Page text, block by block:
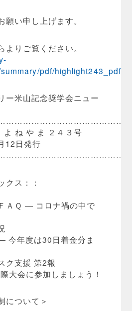
い申し上げます。
りご覧ください。
pdf/
ー米山記念奨学会ニュー
ね や ま ２４３号
日発行
クス：：
ＡＱ ― コロナ禍の中で
今年度は30日着金分ま
ク支援 第2報
大会に参加しましょう！
について＞